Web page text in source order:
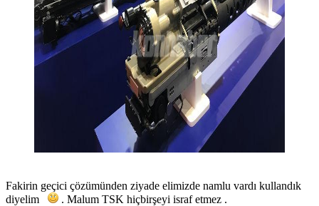
Fakirin geçici çözümünden ziyade elimizde namlu vardı kullandık
diyelim
. Malum TSK hiçbirşeyi israf etmez .